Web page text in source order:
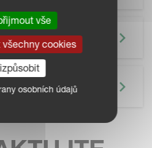
vše
cookies
osobních údajů